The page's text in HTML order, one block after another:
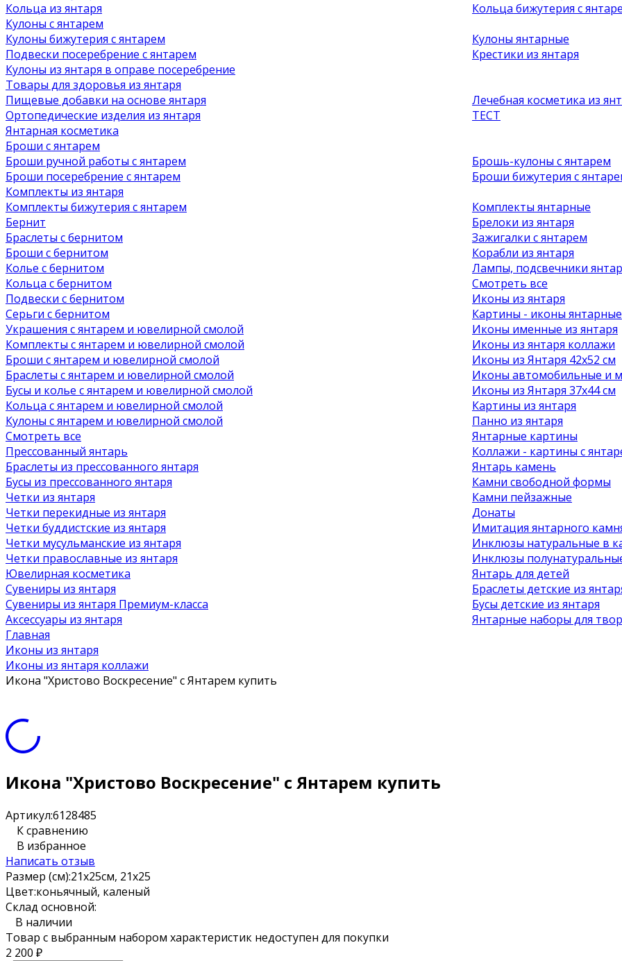
Кольца из янтаря
Кольца бижутерия с
Кулоны с янтарем
Кулоны бижутерия с янтарем
Подвески посеребрение с янтарем
Кулоны из янтаря в оправе посеребрение
Кулоны янтарные
Крестики из янтаря
Товары для здоровья из янтаря
Пищевые добавки на основе янтаря
Ортопедические изделия из янтаря
Янтарная косметика
Лечебная косметика из
ТЕСТ
Броши с янтарем
Броши ручной работы с янтарем
Броши посеребрение с янтарем
Брошь-кулоны с янтарем
Броши бижутерия с
Комплекты из янтаря
Комплекты бижутерия с янтарем
Комплекты янтарные
Бернит
Браслеты с бернитом
Броши с бернитом
Колье с бернитом
Кольца с бернитом
Подвески с бернитом
Серьги с бернитом
Украшения с янтарем и ювелирной смолой
Комплекты с янтарем и ювелирной смолой
Броши с янтарем и ювелирной смолой
Браслеты с янтарем и ювелирной смолой
Бусы и колье с янтарем и ювелирной смолой
Кольца с янтарем и ювелирной смолой
Кулоны с янтарем и ювелирной смолой
Смотреть все
Прессованный янтарь
Браслеты из прессованного янтаря
Бусы из прессованного янтаря
Четки из янтаря
Четки перекидные из янтаря
Четки буддистские из янтаря
Четки мусульманские из янтаря
Четки православные из янтаря
Ювелирная косметика
Сувениры из янтаря
Сувениры из янтаря Премиум-класса
Аксессуары из янтаря
Брелоки из янтаря
Зажигалки с янтарем
Корабли из янтаря
Лампы, подсвечники
Смотреть все
Иконы из янтаря
Картины - иконы янтарные
Иконы именные из янтаря
Иконы из янтаря коллажи
Иконы из Янтаря 42х52 см
Иконы автомобильные и
Иконы из Янтаря 37х44 см
Картины из янтаря
Панно из янтаря
Янтарные картины
Коллажи - картины с
Янтарь камень
Камни свободной формы
Камни пейзажные
Донаты
Имитация янтарного
Инклюзы натуральные в
Инклюзы
Янтарь для детей
Браслеты детские из
Бусы детские из янтаря
Янтарные наборы для
Главная
Иконы из янтаря
Иконы из янтаря коллажи
Икона "Христово Воскресение" с Янтарем купить
Икона "Христово Воскресение" с Янтарем купить
Артикул:6128485
К сравнению
В избранное
Написать отзыв
Размер (см):21x25см, 21x25
Цвет:коньячный, каленый
Склад основной:
В наличии
Товар с выбранным набором характеристик недоступен для покупки
2 200 ₽